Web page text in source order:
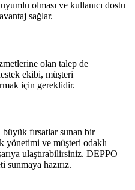
olması ve kullanıcı dostu
sağlar.
olan talep de
ekibi, müşteri
için gereklidir.
fırsatlar sunan bir
yönetimi ve müşteri odaklı
ulaştırabilirsiniz. DEPPO
sunmaya hazırız.